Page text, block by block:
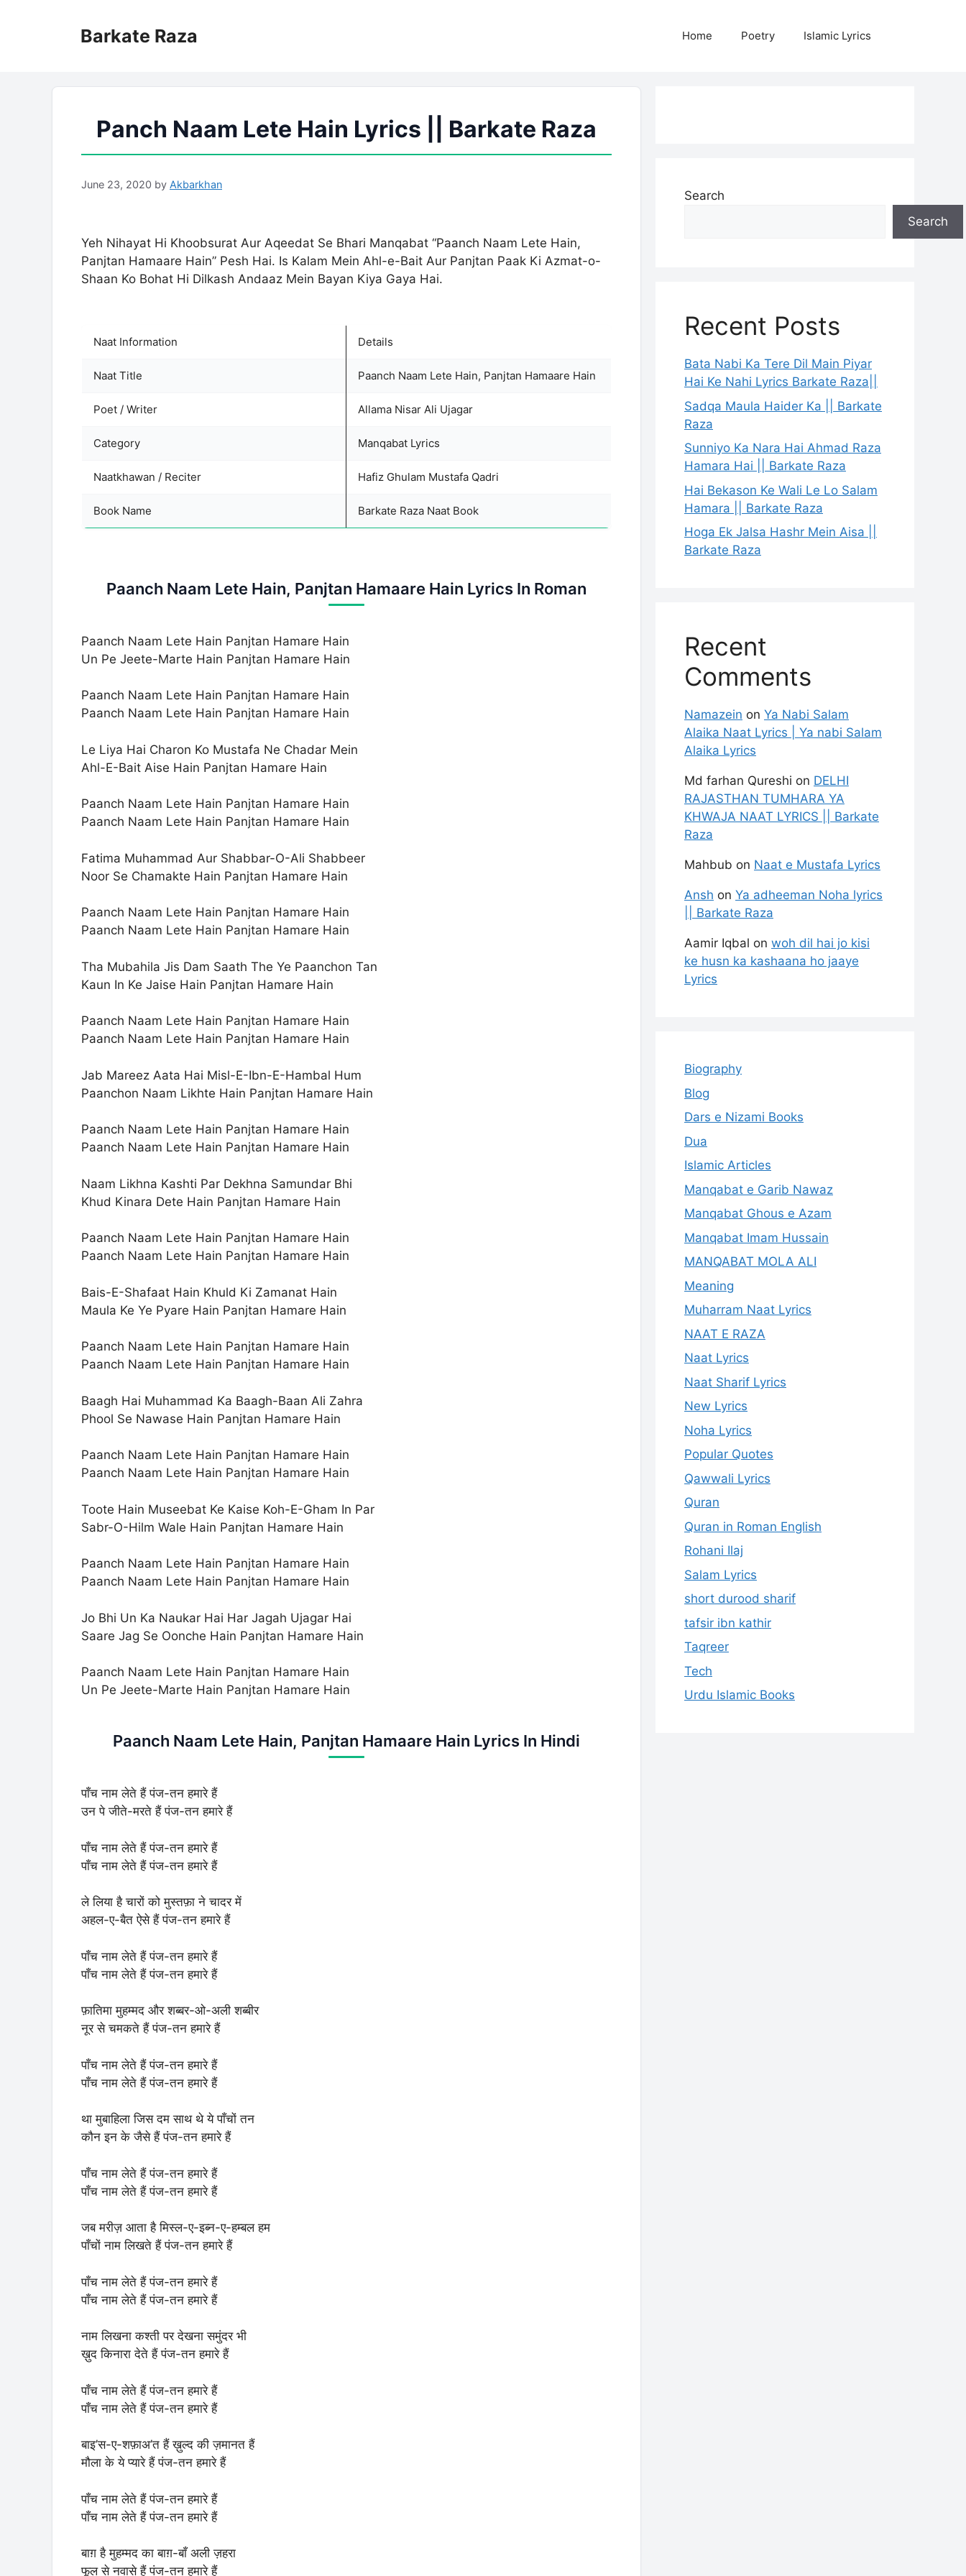
Barkate Raza Home Poetry Islamic Lyrics
Panch Naam Lete Hain Lyrics || Barkate Raza
June 23, 2020 by Akbarkhan
Yeh Nihayat Hi Khoobsurat Aur Aqeedat Se Bhari Manqabat “Paanch Naam Lete Hain,
Panjtan Hamaare Hain” Pesh Hai. Is Kalam Mein Ahl-e-Bait Aur Panjtan Paak Ki Azmat-o-
Shaan Ko Bohat Hi Dilkash Andaaz Mein Bayan Kiya Gaya Hai.
Naat Information Details
Naat Title Paanch Naam Lete Hain, Panjtan Hamaare Hain
Poet / Writer Allama Nisar Ali Ujagar
Category Manqabat Lyrics
Naatkhawan / Reciter Hafiz Ghulam Mustafa Qadri
Book Name Barkate Raza Naat Book
Paanch Naam Lete Hain, Panjtan Hamaare Hain Lyrics In Roman
Paanch Naam Lete Hain Panjtan Hamare Hain
Un Pe Jeete-Marte Hain Panjtan Hamare Hain
Paanch Naam Lete Hain Panjtan Hamare Hain
Paanch Naam Lete Hain Panjtan Hamare Hain
Le Liya Hai Charon Ko Mustafa Ne Chadar Mein
Ahl-E-Bait Aise Hain Panjtan Hamare Hain
Paanch Naam Lete Hain Panjtan Hamare Hain
Paanch Naam Lete Hain Panjtan Hamare Hain
Fatima Muhammad Aur Shabbar-O-Ali Shabbeer
Noor Se Chamakte Hain Panjtan Hamare Hain
Paanch Naam Lete Hain Panjtan Hamare Hain
Paanch Naam Lete Hain Panjtan Hamare Hain
Tha Mubahila Jis Dam Saath The Ye Paanchon Tan
Kaun In Ke Jaise Hain Panjtan Hamare Hain
Paanch Naam Lete Hain Panjtan Hamare Hain
Paanch Naam Lete Hain Panjtan Hamare Hain
Jab Mareez Aata Hai Misl-E-Ibn-E-Hambal Hum
Paanchon Naam Likhte Hain Panjtan Hamare Hain
Paanch Naam Lete Hain Panjtan Hamare Hain
Paanch Naam Lete Hain Panjtan Hamare Hain
Naam Likhna Kashti Par Dekhna Samundar Bhi
Khud Kinara Dete Hain Panjtan Hamare Hain
Paanch Naam Lete Hain Panjtan Hamare Hain
Paanch Naam Lete Hain Panjtan Hamare Hain
Bais-E-Shafaat Hain Khuld Ki Zamanat Hain
Maula Ke Ye Pyare Hain Panjtan Hamare Hain
Paanch Naam Lete Hain Panjtan Hamare Hain
Paanch Naam Lete Hain Panjtan Hamare Hain
Baagh Hai Muhammad Ka Baagh-Baan Ali Zahra
Phool Se Nawase Hain Panjtan Hamare Hain
Paanch Naam Lete Hain Panjtan Hamare Hain
Paanch Naam Lete Hain Panjtan Hamare Hain
Toote Hain Museebat Ke Kaise Koh-E-Gham In Par
Sabr-O-Hilm Wale Hain Panjtan Hamare Hain
Paanch Naam Lete Hain Panjtan Hamare Hain
Paanch Naam Lete Hain Panjtan Hamare Hain
Jo Bhi Un Ka Naukar Hai Har Jagah Ujagar Hai
Saare Jag Se Oonche Hain Panjtan Hamare Hain
Paanch Naam Lete Hain Panjtan Hamare Hain
Un Pe Jeete-Marte Hain Panjtan Hamare Hain
Paanch Naam Lete Hain, Panjtan Hamaare Hain Lyrics In Hindi
पाँच नाम लेते हैं पंज-तन हमारे हैं
उन पे जीते-मरते हैं पंज-तन हमारे हैं
पाँच नाम लेते हैं पंज-तन हमारे हैं
पाँच नाम लेते हैं पंज-तन हमारे हैं
ले लिया है चारों को मुस्तफ़ा ने चादर में
अहल-ए-बैत ऐसे हैं पंज-तन हमारे हैं
पाँच नाम लेते हैं पंज-तन हमारे हैं
पाँच नाम लेते हैं पंज-तन हमारे हैं
फ़ातिमा मुहम्मद और शब्बर-ओ-अली शब्बीर
नूर से चमकते हैं पंज-तन हमारे हैं
पाँच नाम लेते हैं पंज-तन हमारे हैं
पाँच नाम लेते हैं पंज-तन हमारे हैं
था मुबाहिला जिस दम साथ थे ये पाँचों तन
कौन इन के जैसे हैं पंज-तन हमारे हैं
पाँच नाम लेते हैं पंज-तन हमारे हैं
पाँच नाम लेते हैं पंज-तन हमारे हैं
जब मरीज़ आता है मिस्ल-ए-इब्न-ए-हम्बल हम
पाँचों नाम लिखते हैं पंज-तन हमारे हैं
पाँच नाम लेते हैं पंज-तन हमारे हैं
पाँच नाम लेते हैं पंज-तन हमारे हैं
नाम लिखना कश्ती पर देखना समुंदर भी
ख़ुद किनारा देते हैं पंज-तन हमारे हैं
पाँच नाम लेते हैं पंज-तन हमारे हैं
पाँच नाम लेते हैं पंज-तन हमारे हैं
बाइ’स-ए-शफ़ाअ’त हैं ख़ुल्द की ज़मानत हैं
मौला के ये प्यारे हैं पंज-तन हमारे हैं
पाँच नाम लेते हैं पंज-तन हमारे हैं
पाँच नाम लेते हैं पंज-तन हमारे हैं
बाग़ है मुहम्मद का बाग़-बाँ अली ज़हरा
फूल से नवासे हैं पंज-तन हमारे हैं
Search
Search
Recent Posts
Bata Nabi Ka Tere Dil Main Piyar
Hai Ke Nahi Lyrics Barkate Raza||
Sadqa Maula Haider Ka || Barkate
Raza
Sunniyo Ka Nara Hai Ahmad Raza
Hamara Hai || Barkate Raza
Hai Bekason Ke Wali Le Lo Salam
Hamara || Barkate Raza
Hoga Ek Jalsa Hashr Mein Aisa ||
Barkate Raza
Recent
Comments
Namazein on Ya Nabi Salam
Alaika Naat Lyrics | Ya nabi Salam
Alaika Lyrics
Md farhan Qureshi on DELHI
RAJASTHAN TUMHARA YA
KHWAJA NAAT LYRICS || Barkate
Raza
Mahbub on Naat e Mustafa Lyrics
Ansh on Ya adheeman Noha lyrics
|| Barkate Raza
Aamir Iqbal on woh dil hai jo kisi
ke husn ka kashaana ho jaaye
Lyrics
Biography
Blog
Dars e Nizami Books
Dua
Islamic Articles
Manqabat e Garib Nawaz
Manqabat Ghous e Azam
Manqabat Imam Hussain
MANQABAT MOLA ALI
Meaning
Muharram Naat Lyrics
NAAT E RAZA
Naat Lyrics
Naat Sharif Lyrics
New Lyrics
Noha Lyrics
Popular Quotes
Qawwali Lyrics
Quran
Quran in Roman English
Rohani Ilaj
Salam Lyrics
short durood sharif
tafsir ibn kathir
Taqreer
Tech
Urdu Islamic Books